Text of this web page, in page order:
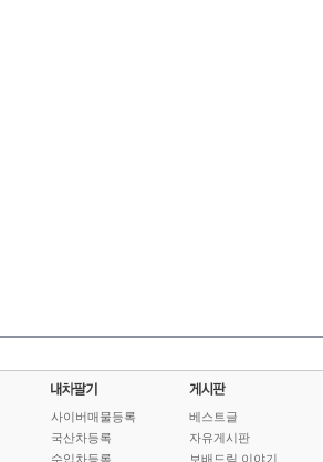
사이버매물등록
국산차등록
수입차등록
베스트글
자유게시판
보배드림 이야기